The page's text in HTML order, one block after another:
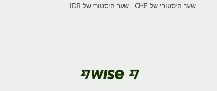
שער היסטורי של CHF
שער היסטורי של IDR